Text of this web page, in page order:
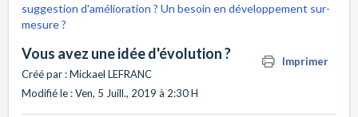
suggestion d'amélioration ? Un besoin en développement sur-
mesure ?
Vous avez une idée d'évolution ?
Imprimer
Créé par : Mickael LEFRANC
Modifié le : Ven, 5 Juill., 2019 à 2:30 H